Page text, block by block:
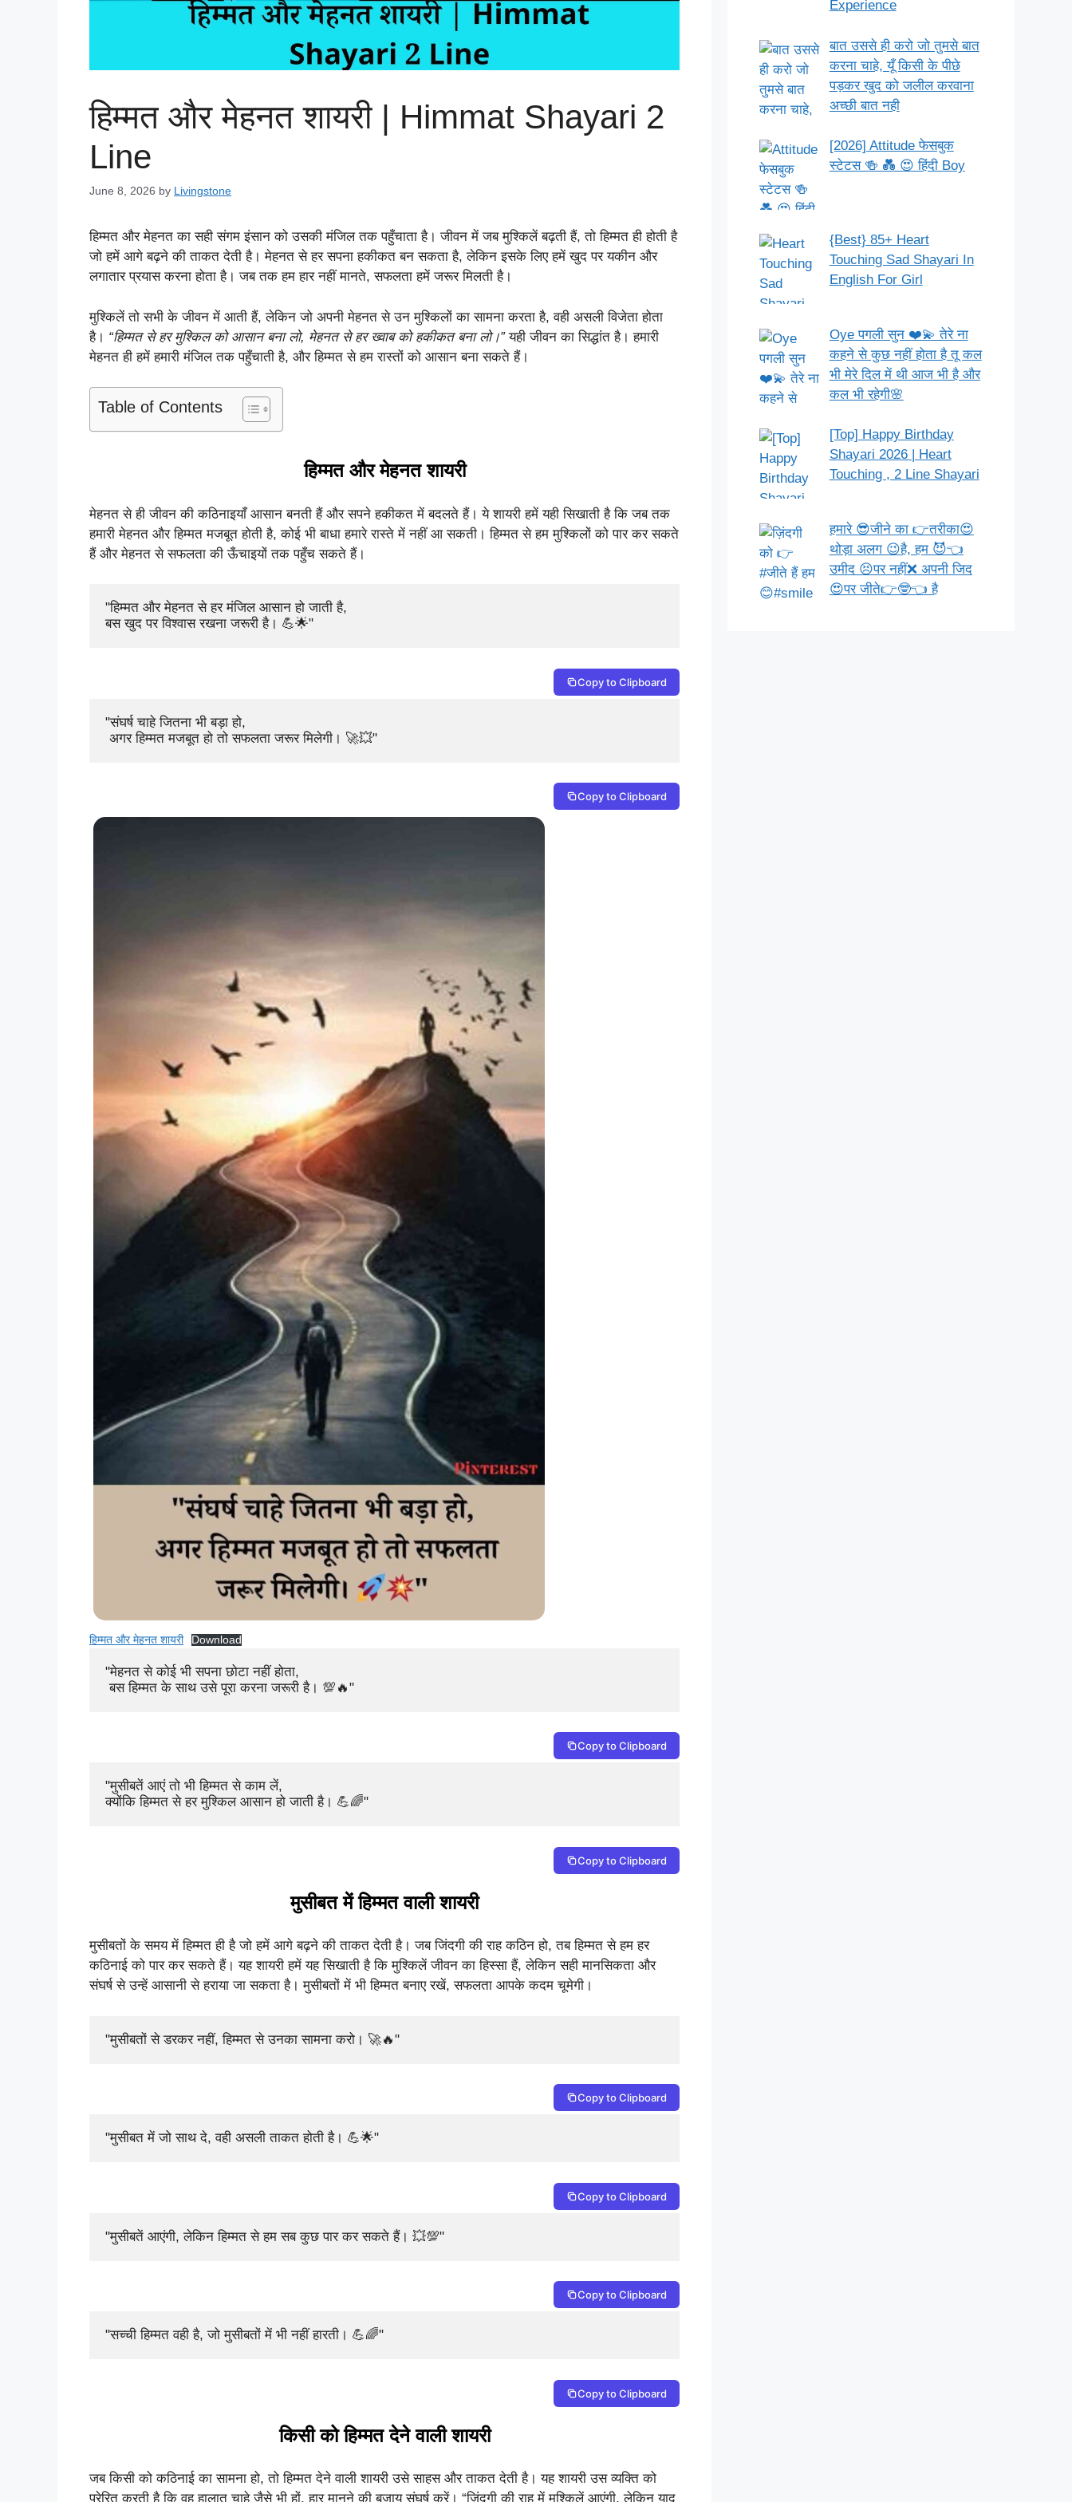
हिम्मत और मेहनत शायरी | Himmat Shayari 2
Line
June 8, 2026 by Livingstone
हिम्मत और मेहनत का सही संगम इंसान को उसकी मंजिल तक पहुँचाता है। जीवन में जब मुश्किलें बढ़ती हैं, तो हिम्मत ही होती है
जो हमें आगे बढ़ने की ताकत देती है। मेहनत से हर सपना हकीकत बन सकता है, लेकिन इसके लिए हमें खुद पर यकीन और
लगातार प्रयास करना होता है। जब तक हम हार नहीं मानते, सफलता हमें जरूर मिलती है।
मुश्किलें तो सभी के जीवन में आती हैं, लेकिन जो अपनी मेहनत से उन मुश्किलों का सामना करता है, वही असली विजेता होता
है। “हिम्मत से हर मुश्किल को आसान बना लो, मेहनत से हर ख्वाब को हकीकत बना लो।”यही जीवन का सिद्धांत है। हमारी
मेहनत ही हमें हमारी मंजिल तक पहुँचाती है, और हिम्मत से हम रास्तों को आसान बना सकते हैं।
Table of Contents
हिम्मत और मेहनत शायरी
मेहनत से ही जीवन की कठिनाइयाँ आसान बनती हैं और सपने हकीकत में बदलते हैं। ये शायरी हमें यही सिखाती है कि जब तक
हमारी मेहनत और हिम्मत मजबूत होती है, कोई भी बाधा हमारे रास्ते में नहीं आ सकती। हिम्मत से हम मुश्किलों को पार कर सकते
हैं और मेहनत से सफलता की ऊँचाइयों तक पहुँच सकते हैं।
"हिम्मत और मेहनत से हर मंजिल आसान हो जाती है,
बस खुद पर विश्वास रखना जरूरी है। 💪🌟"
Copy to Clipboard
"संघर्ष चाहे जितना भी बड़ा हो,
अगर हिम्मत मजबूत हो तो सफलता जरूर मिलेगी। 🚀💥"
Copy to Clipboard
हिम्मत और मेहनत शायरी Download
"मेहनत से कोई भी सपना छोटा नहीं होता,
बस हिम्मत के साथ उसे पूरा करना जरूरी है। 💯🔥"
Copy to Clipboard
"मुसीबतें आएं तो भी हिम्मत से काम लें,
क्योंकि हिम्मत से हर मुश्किल आसान हो जाती है। 💪🌈"
Copy to Clipboard
मुसीबत में हिम्मत वाली शायरी
मुसीबतों के समय में हिम्मत ही है जो हमें आगे बढ़ने की ताकत देती है। जब जिंदगी की राह कठिन हो, तब हिम्मत से हम हर
कठिनाई को पार कर सकते हैं। यह शायरी हमें यह सिखाती है कि मुश्किलें जीवन का हिस्सा हैं, लेकिन सही मानसिकता और
संघर्ष से उन्हें आसानी से हराया जा सकता है। मुसीबतों में भी हिम्मत बनाए रखें, सफलता आपके कदम चूमेगी।
"मुसीबतों से डरकर नहीं, हिम्मत से उनका सामना करो। 🚀🔥"
Copy to Clipboard
"मुसीबत में जो साथ दे, वही असली ताकत होती है। 💪🌟"
Copy to Clipboard
"मुसीबतें आएंगी, लेकिन हिम्मत से हम सब कुछ पार कर सकते हैं। 💥💯"
Copy to Clipboard
"सच्ची हिम्मत वही है, जो मुसीबतों में भी नहीं हारती। 💪🌈"
Copy to Clipboard
किसी को हिम्मत देने वाली शायरी
जब किसी को कठिनाई का सामना हो, तो हिम्मत देने वाली शायरी उसे साहस और ताकत देती है। यह शायरी उस व्यक्ति को
प्रेरित करती है कि वह हालात चाहे जैसे भी हों, हार मानने की बजाय संघर्ष करें। “जिंदगी की राह में मुश्किलें आएंगी, लेकिन याद
Experience
बात उससे ही करो जो तुमसे बात
करना चाहे, यूँ किसी के पीछे
पड़कर खुद को जलील करवाना
अच्छी बात नही
[2026] Attitude फेसबुक
स्टेटस 🍻 💑 😍 हिंदी Boy
{Best} 85+ Heart
Touching Sad Shayari In
English For Girl
Oye पगली सुन ❤️💫 तेरे ना
कहने से कुछ नहीं होता है तू कल
भी मेरे दिल में थी आज भी है और
कल भी रहेगी🌸
[Top] Happy Birthday
Shayari 2026 | Heart
Touching , 2 Line Shayari
हमारे 😎जीने का 👉तरीका😍
थोड़ा अलग 😉है, हम 😈👈
उमीद 😣पर नहीं❌ अपनी जिद
😍पर जीते👉🤓👈 है